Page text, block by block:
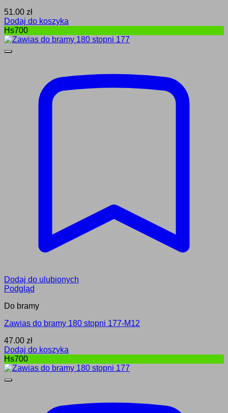
51.00 zł
Dodaj do koszyka
Hs700
Dodaj do ulubionych
Podgląd
Do bramy
Zawias do bramy 180 stopni 177-M12
47.00 zł
Dodaj do koszyka
Hs700